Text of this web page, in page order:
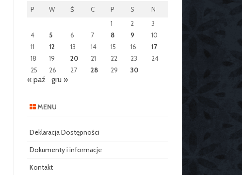
P
W Ś C P S
N
1
2
3
4
5 6 7 8 9
10
11
12 13 14 15 16
17
18
19 20 21 22 23
24
25
26 27 28 29 30
« paź gru »
MENU
Deklaracja Dostępności
Dokumenty i informacje
Kontakt